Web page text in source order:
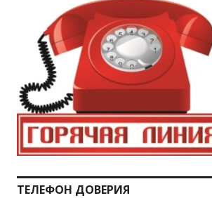
ТЕЛЕФОН ДОВЕРИЯ